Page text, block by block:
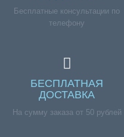
Бесплатные консультации по
телефону
БЕСПЛАТНАЯ
ДОСТАВКА
На сумму заказа от 50 рублей